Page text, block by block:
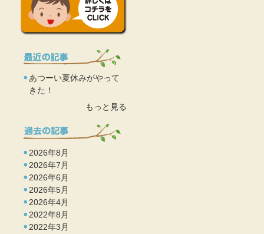
あつーい夏休みがやって
きた！
もっと見る
2026年8月
2026年7月
2026年6月
2026年5月
2026年4月
2022年8月
2022年3月